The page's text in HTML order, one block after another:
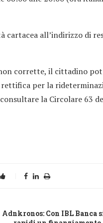
cartacea all’indirizzo di
corrette, il cittadino
per la
la Circolare 63
Adnkronos: Con IBL Banca